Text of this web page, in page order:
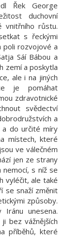
Řek George
duchovní
vnitřního růstu.
s řeckými
poli rozvojové a
Sáí Bábou a
zemí a poskytla
ale i na jiných
je pomáhat
zdravotnické
svědectví
a
a do určité míry
místech, které
ve válečném
jen ze strany
nemocí, s níž se
vyléčit, ale také
se snaží změnit
způsoby.
unesena.
bez vážnějších
příběhů, které